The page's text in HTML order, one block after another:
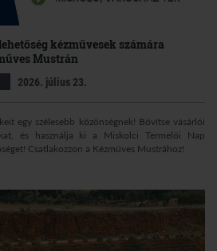
kézművesek számára
Mustrán
2026. július 23.
egy szélesebb közönségnek! Bővítse vásárlói
és használja ki a Miskolci Termelői Nap
Csatlakozzon a Kézműves Mustrához!